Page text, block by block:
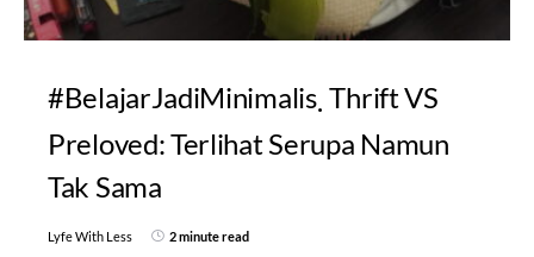
#BelajarJadiMinimalis Thrift VS
Preloved: Terlihat Serupa Namun
Tak Sama
Lyfe With Less 2 minute read